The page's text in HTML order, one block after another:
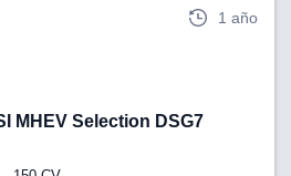
1 año
MHEV Selection DSG7